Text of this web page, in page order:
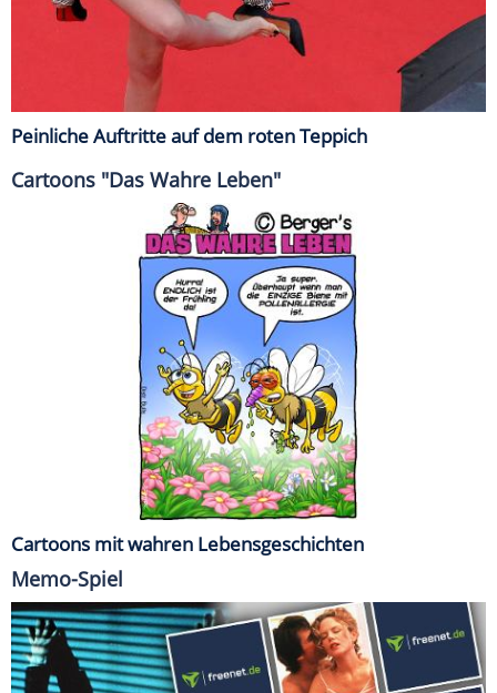
Peinliche Auftritte auf dem roten Teppich
Cartoons "Das Wahre Leben"
Cartoons mit wahren Lebensgeschichten
Memo-Spiel